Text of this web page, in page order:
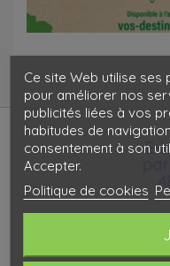
E-
Ce site Web utilise
pour améliorer nos
publicités liées à vos
habitudes de
consentement à son
Accepter.
Politique de cookies